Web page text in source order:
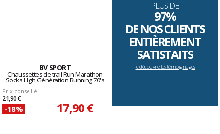
BV SPORT
Chaussettes de trail Run Marathon
Socks High Génération Running 70's
Prix conseillé
21,90 €
-18% 17,90 €
PLUS DE
97%
DE NOS CLIENTS
ENTIÈREMENT
SATISTAITS
Je découvre les témoignages